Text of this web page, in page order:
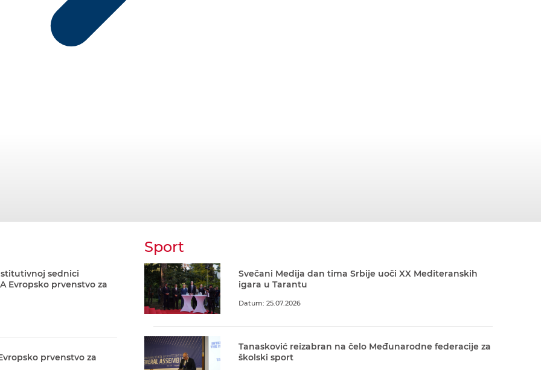
sednici
Evropsko prvenstvo za
prvenstvo za
Sport
Svečani Medija dan tima Srbije uoči XX Mediteranskih
igara u Tarantu
Datum: 25.07.2026
Tanasković reizabran na čelo Međunarodne federacije za
školski sport